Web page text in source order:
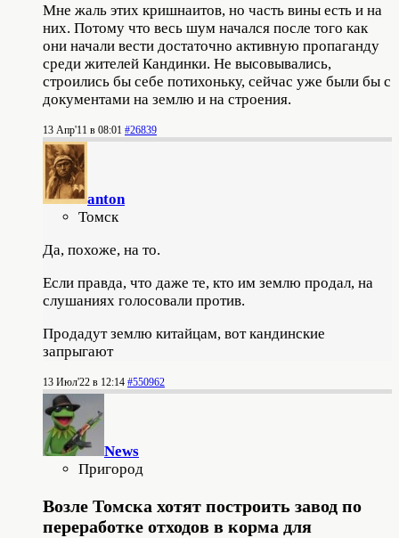
Мне жаль этих кришнаитов, но часть вины есть и на
них. Потому что весь шум начался после того как
они начали вести достаточно активную пропаганду
среди жителей Кандинки. Не высовывались,
строились бы себе потихоньку, сейчас уже были бы с
документами на землю и на строения.
13 Апр'11 в 08:01 #26839
anton
Томск
Да, похоже, на то.
Если правда, что даже те, кто им землю продал, на
слушаниях голосовали против.
Продадут землю китайцам, вот кандинские
запрыгают
13 Июл'22 в 12:14 #550962
News
Пригород
Возле Томска хотят построить завод по
переработке отходов в корма для